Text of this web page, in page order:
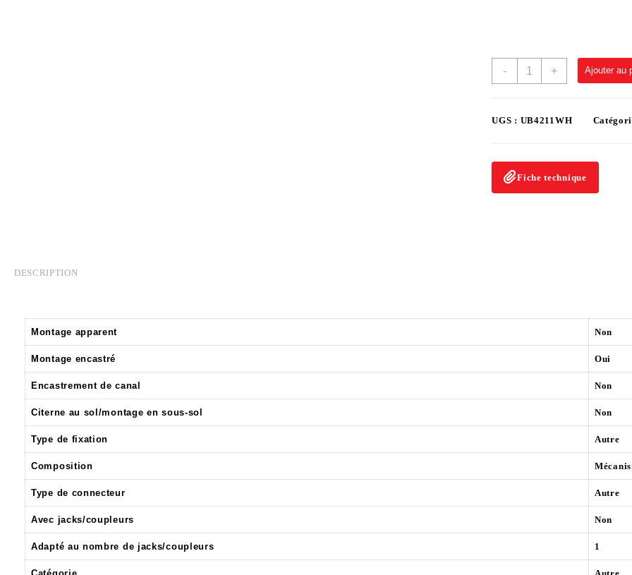
- + Ajouter au
UGS : UB4211WH
Fiche technique
DESCRIPTION
Montage apparent Non
Montage encastré Oui
Encastrement de canal Non
Citerne au sol/montage en sous-sol Non
Type de fixation Autre
Composition
Type de connecteur Autre
Avec jacks/coupleurs Non
Adapté au nombre de jacks/coupleurs 1